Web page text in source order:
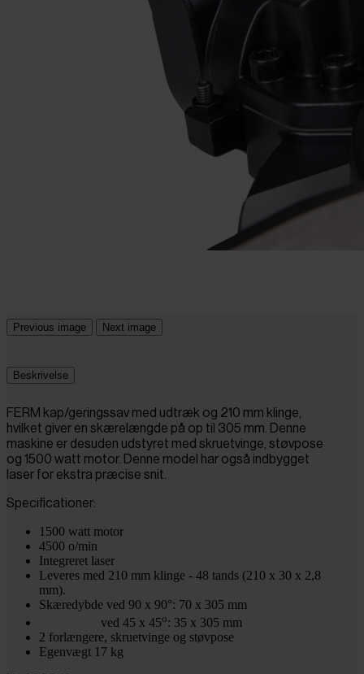
Previous image Next image
Beskrivelse
FERM kap/geringssav med udtræk og 210 mm klinge,
hvilket giver en skærelængde på op til 305 mm. Denne
maskine er desuden udstyret med skruetvinge, støvpose
og 1500 watt motor. Denne model har også indbygget
laser for ekstra præcise snit.
Specificationer:
1500 watt motor
4500 o/min
Integreret laser
Leveres med 210 mm klinge - 48 tands (210 x 30 x 2,8
mm).
Skæredybde ved 90 x 90°: 70 x 305 mm
ved 45 x 45o: 35 x 305 mm
2 forlængere, skruetvinge og støvpose
Egenvægt 17 kg